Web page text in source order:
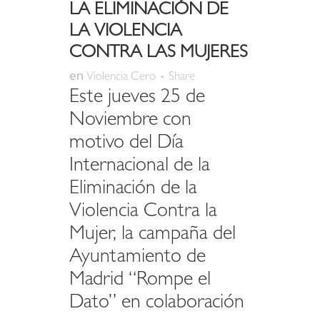
LA ELIMINACIÓN DE
LA VIOLENCIA
CONTRA LAS MUJERES
en Violencia Cero Share
Este jueves 25 de
Noviembre con
motivo del Día
Internacional de la
Eliminación de la
Violencia Contra la
Mujer, la campaña del
Ayuntamiento de
Madrid “Rompe el
Dato” en colaboración